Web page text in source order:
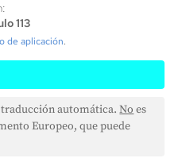
113
de aplicación.
crear normas comunes
cumplen determinadas
europeos de
traducción automática.No es
Europeo, que puede